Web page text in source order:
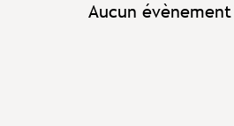
Aucun